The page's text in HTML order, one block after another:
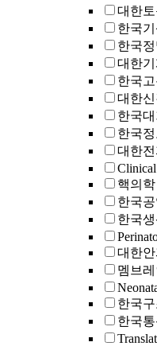
대한
한국
한국
대한
한국
대한신
한국
한국
대한
Clinical
핵의
한국
한국
대한안
멤브레
한국
한국